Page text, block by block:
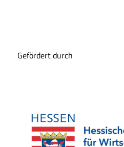
Gefördert durch